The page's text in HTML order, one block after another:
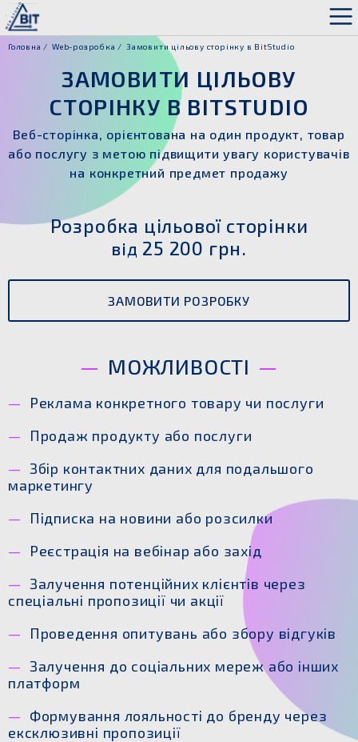
Головна Web-розробка Замовити цільову сторінку в BitStudio
ЗАМОВИТИ ЦІЛЬОВУ
СТОРІНКУ В BITSTUDIO
Веб-сторінка, орієнтована на один продукт, товар
або послугу з метою підвищити увагу користувачів
на конкретний предмет продажу
Розробка цільової сторінки
від 25 200 грн.
ЗАМОВИТИ РОЗРОБКУ
МОЖЛИВОСТІ
Реклама конкретного товару чи послуги
Продаж продукту або послуги
Збір контактних даних для подальшого
маркетингу
Підписка на новини або розсилки
Реєстрація на вебінар або захід
Залучення потенційних клієнтів через
спеціальні пропозиції чи акції
Проведення опитувань або збору відгуків
Залучення до соціальних мереж або інших
платформ
Формування лояльності до бренду через
ексклюзивні пропозиції